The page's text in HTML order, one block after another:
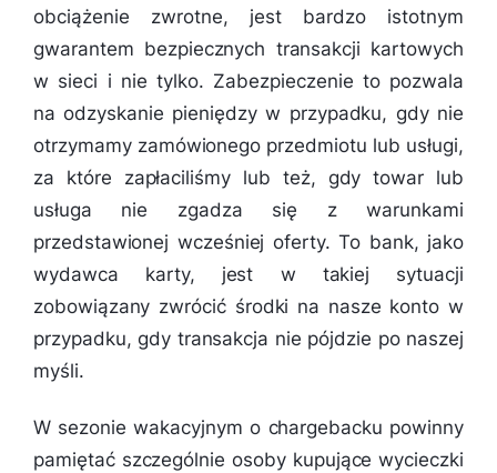
obciążenie zwrotne, jest bardzo istotnym
gwarantem bezpiecznych transakcji kartowych
w sieci i nie tylko. Zabezpieczenie to pozwala
na odzyskanie pieniędzy w przypadku, gdy nie
otrzymamy zamówionego przedmiotu lub usługi,
za które zapłaciliśmy lub też, gdy towar lub
usługa nie zgadza się z warunkami
przedstawionej wcześniej oferty. To bank, jako
wydawca karty, jest w takiej sytuacji
zobowiązany zwrócić środki na nasze konto w
przypadku, gdy transakcja nie pójdzie po naszej
myśli.
W sezonie wakacyjnym o chargebacku powinny
pamiętać szczególnie osoby kupujące wycieczki